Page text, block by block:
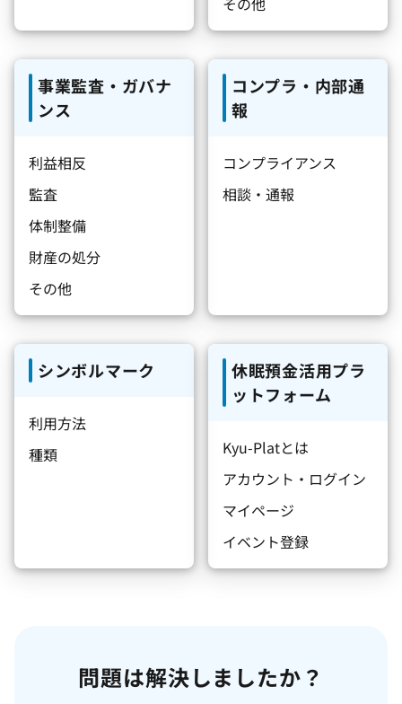
事業監査・ガバナ
ンス
利益相反
監査
体制整備
財産の処分
その他
コンプラ・内部通
報
コンプライアンス
相談・通報
シンボルマーク
利用方法
種類
休眠預金活用プラ
ットフォーム
Kyu-Platとは
アカウント・ログイン
マイページ
イベント登録
問題は解決しましたか？